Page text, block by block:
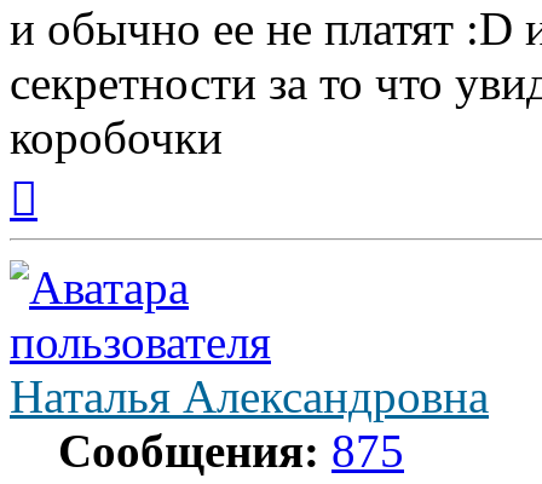
и обычно ее не платят :D
секретности за то что
коробочки
началу
Наталья Александровна
Сообщения: 875